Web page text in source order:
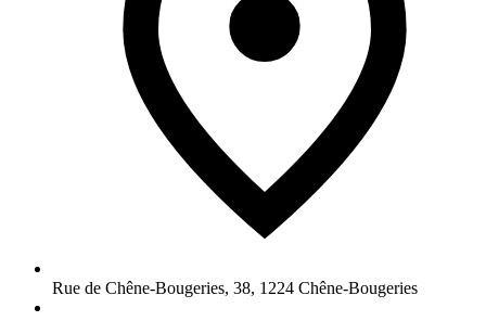
Rue de Chêne-Bougeries, 38, 1224 Chêne-Bougeries